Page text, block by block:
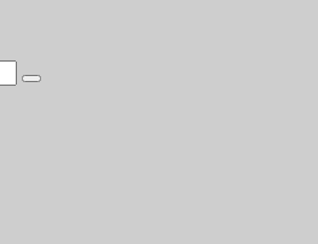
Послания, или Диктовки,